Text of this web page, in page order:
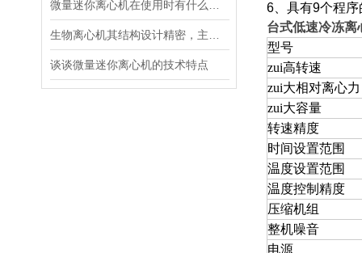
谈谈微量迷你离心机的技术特点
6 、具有9个程序
台式低速冷冻离
型号
zui高转速
zui大相对离心力
zui大容量
转速精度
时间设置范围
温度设置范围
温度控制精度
压缩机组
整机噪音
电源